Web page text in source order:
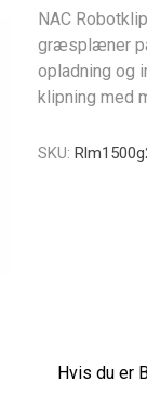
NAC
græsplæner
opladning og
klipning med
SKU:
Hvis du er